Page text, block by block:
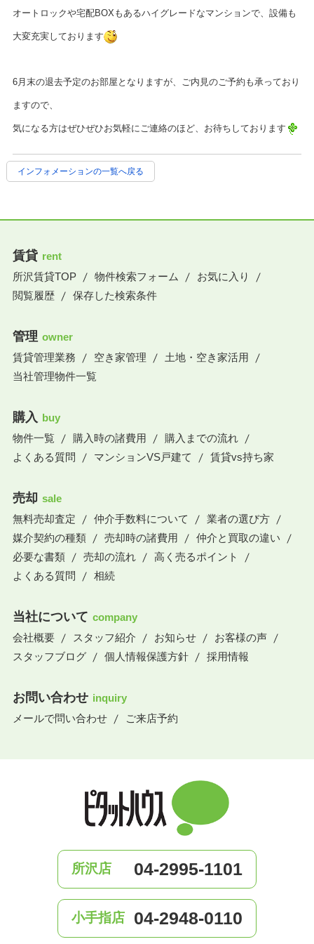
オートロックや宅配BOXもあるハイグレードなマンションで、設備も
大変充実しております
6月末の退去予定のお部屋となりますが、ご内見のご予約も承っており
ますので、
気になる方はぜひぜひお気軽にご連絡のほど、お待ちしております
インフォメーションの一覧へ戻る
賃貸 rent
所沢賃貸TOP
物件検索フォーム
お気に入り
閲覧履歴
保存した検索条件
管理 owner
賃貸管理業務
空き家管理
土地・空き家活用
当社管理物件一覧
購入 buy
物件一覧
購入時の諸費用
購入までの流れ
よくある質問
マンションVS戸建て 賃貸vs持ち家
売却 sale
無料売却査定
仲介手数料について
業者の選び方
媒介契約の種類
売却時の諸費用
仲介と買取の違い
必要な書類
売却の流れ
高く売るポイント
よくある質問
相続
当社について company
会社概要
スタッフ紹介 お知らせ
お客様の声
スタッフブログ
個人情報保護方針 採用情報
お問い合わせ inquiry
メールで問い合わせ
ご来店予約
所沢店 04-2995-1101
小手指店 04-2948-0110